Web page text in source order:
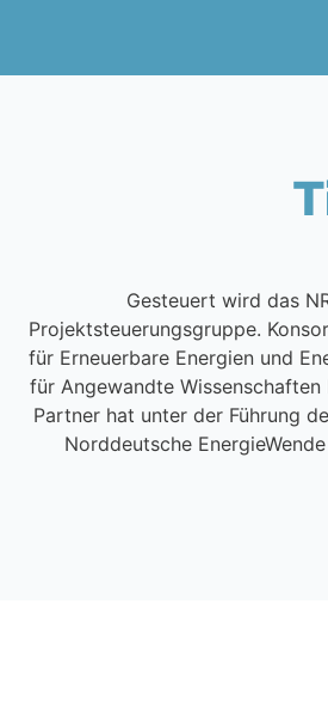
Gesteuert wird das
Projektsteuerungsgruppe.
für Erneuerbare Energien und
für Angewandte
Partner hat unter der Führung
Norddeutsche